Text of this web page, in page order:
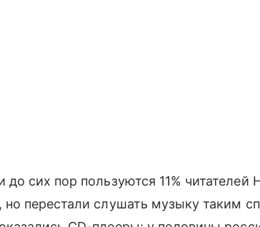
до сих пор пользуются 11% читателей
но перестали слушать музыку таким